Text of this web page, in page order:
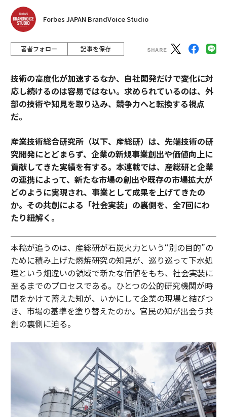
Forbes JAPAN BrandVoice Studio
著者フォロー 記事を保存
技術の高度化が加速するなか、自社開発だけで変化に対
応し続けるのは容易ではない。求められているのは、外
部の技術や知見を取り込み、競争力へと転換する視点
だ。
産業技術総合研究所（以下、産総研）は、先端技術の研
究開発にとどまらず、企業の新規事業創出や価値向上に
貢献してきた実績を有する。本連載では、産総研と企業
の連携によって、新たな市場の創出や既存の市場拡大が
どのように実現され、事業として成果を上げてきたの
か。その共創による「社会実装」の裏側を、全7回にわ
たり紐解く。
本稿が追うのは、産総研が石炭火力という“別の目的”の
ために積み上げた燃焼研究の知見が、巡り巡って下水処
理という畑違いの領域で新たな価値をもち、社会実装に
至るまでのプロセスである。ひとつの公的研究機関が時
間をかけて蓄えた知が、いかにして企業の現場と結びつ
き、市場の基準を塗り替えたのか。官民の知が出会う共
創の裏側に迫る。